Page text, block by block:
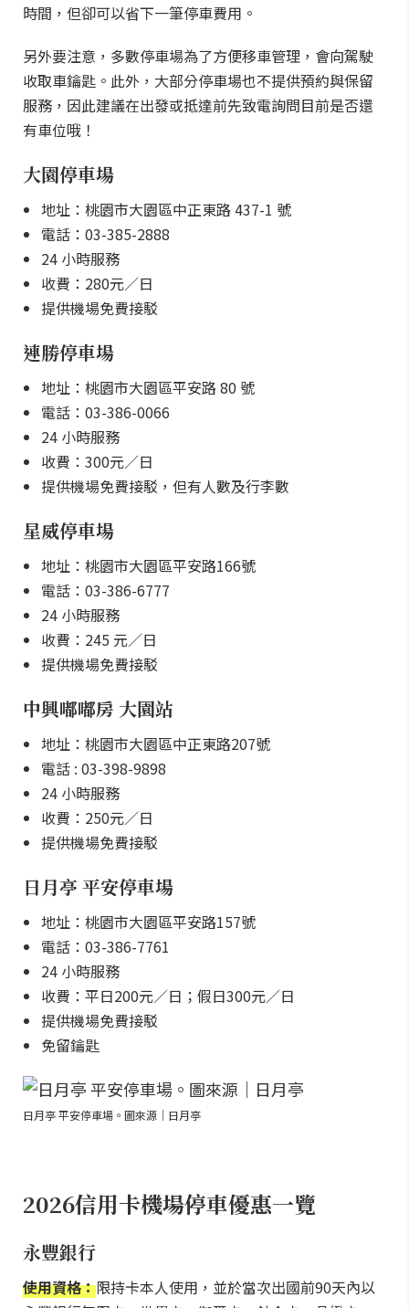
時間，但卻可以省下一筆停車費用。
另外要注意，多數停車場為了方便移車管理，會向駕駛
收取車鑰匙。此外，大部分停車場也不提供預約與保留
服務，因此建議在出發或抵達前先致電詢問目前是否還
有車位哦！
大園停車場
地址：桃園市大園區中正東路 437-1 號
電話：03-385-2888
24 小時服務
收費：280元／日
提供機場免費接駁
連勝停車場
地址：桃園市大園區平安路 80 號
電話：03-386-0066
24 小時服務
收費：300元／日
提供機場免費接駁，但有人數及行李數
星威停車場
地址：桃園市大園區平安路166號
電話：03-386-6777
24 小時服務
收費：245 元／日
提供機場免費接駁
中興嘟嘟房 大園站
地址：桃園市大園區中正東路207號
電話 : 03-398-9898
24 小時服務
收費：250元／日
提供機場免費接駁
日月亭 平安停車場
地址：桃園市大園區平安路157號
電話：03-386-7761
24 小時服務
收費：平日200元／日；假日300元／日
提供機場免費接駁
免留鑰匙
日月亭 平安停車場。圖來源｜日月亭
2026信用卡機場停車優惠一覽
永豐銀行
使用資格：限持卡本人使用，並於當次出國前90天內以